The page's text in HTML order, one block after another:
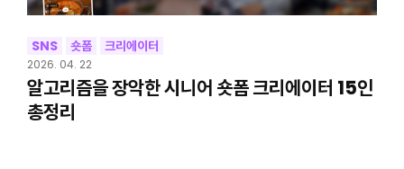
SNS 숏폼 크리에이터
2026. 04. 22
알고리즘을 장악한 시니어 숏폼 크리에이터 15인
총정리